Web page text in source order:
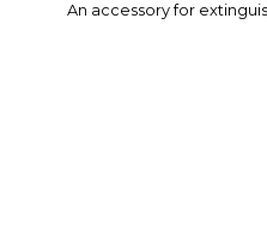
An accessory for